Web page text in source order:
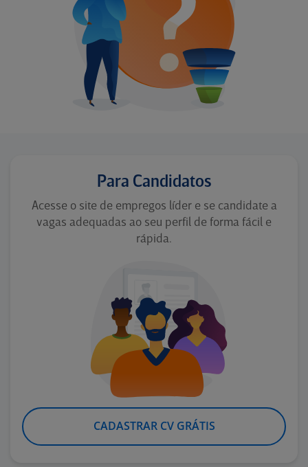
Para Candidatos
Acesse o site de empregos líder e se candidate a
vagas adequadas ao seu perfil de forma fácil e
rápida.
CADASTRAR CV GRÁTIS